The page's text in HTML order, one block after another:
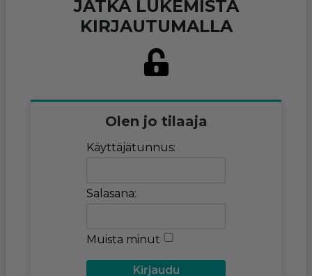
JATKA LUKEMISTA
KIRJAUTUMALLA
Olen jo tilaaja
Käyttäjätunnus:
Salasana:
Muista minut